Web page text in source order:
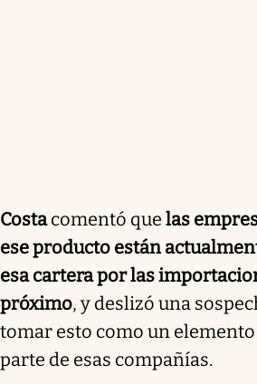
Costacomentó que las
ese producto están
esa cartera por las
próximo, y deslizó una
tomar esto como un
parte de esas compañías.